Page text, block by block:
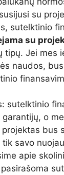
su
sutelktinio
su
tipų. Jei mes
naudos,
sutelktinio
garantijų, o
bus
tik savo
apie